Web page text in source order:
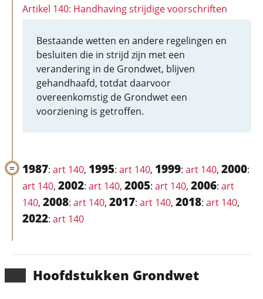
Hoofd­stukken Grondwet
Artikel 140: Handhaving strijdige voorschriften
Bestaande wetten en andere regelingen en
besluiten die in strijd zijn met een
verandering in de Grondwet, blijven
gehandhaafd, totdat daarvoor
overeenkomstig de Grondwet een
voorziening is getroffen.
1987: art 140, 1995: art 140, 1999: art 140, 2000:
art 140, 2002: art 140, 2005: art 140, 2006: art
140, 2008: art 140, 2017: art 140, 2018: art 140,
2022: art 140